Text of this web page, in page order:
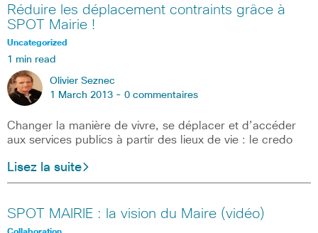
Réduire les déplacement contraints grâce à
SPOT Mairie !
Uncategorized
1 min read
Olivier Seznec
1 March 2013 - 0 commentaires
Changer la manière de vivre, se déplacer et d’accéder
aux services publics à partir des lieux de vie : le credo
Lisez la suite
SPOT MAIRIE : la vision du Maire (vidéo)